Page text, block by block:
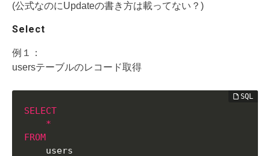
(公式なのにUpdateの書き方は載ってない？)
Select
例１：
usersテーブルのレコード取得
SELECT
*
FROM
    users